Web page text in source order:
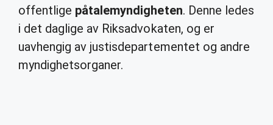
offentlige påtalemyndigheten. Denne ledes
i det daglige av Riksadvokaten, og er
uavhengig av justisdepartementet og andre
myndighetsorganer.